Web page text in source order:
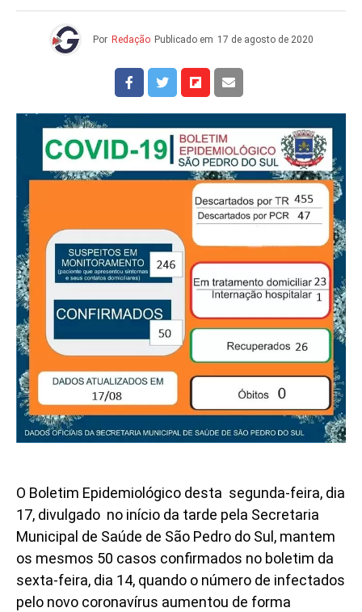
Por Redação Publicado em 17 de agosto de 2020
O Boletim Epidemiológico desta segunda-feira, dia
17, divulgado no início da tarde pela Secretaria
Municipal de Saúde de São Pedro do Sul, mantem
os mesmos 50 casos confirmados no boletim da
sexta-feira, dia 14, quando o número de infectados
pelo novo coronavírus aumentou de forma